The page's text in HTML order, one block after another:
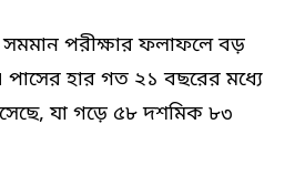
পরীক্ষার ফলাফলে বড়
পাসের হার গত ২১ বছরের মধ্যে
এসেছে, যা গড়ে ৫৮ দশমিক ৮৩